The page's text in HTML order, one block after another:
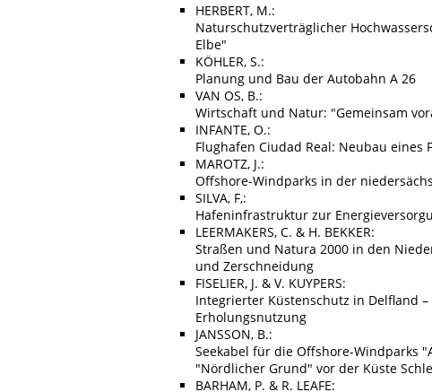
HERBERT, M.:
Naturschutzverträglicher
Elbe"
KÖHLER, S.:
Planung und Bau der Autobahn A 26
VAN OS, B.:
Wirtschaft und Natur: "Gemeinsam
INFANTE, O.:
Flughafen Ciudad Real: Neubau
MAROTZ, J.:
Offshore-Windparks in der
SILVA, F,:
Hafeninfrastruktur zur
LEERMAKERS, C. & H. BEKKER:
Straßen und Natura 2000 in den
und Zerschneidung
FISELIER, J. & V. KUYPERS:
Integrierter Küstenschutz in Delfland
Erholungsnutzung
JANSSON, B.:
Seekabel für die Offshore-Windparks
"Nördlicher Grund" vor der Küste
BARHAM, P. & R. LEAFE: